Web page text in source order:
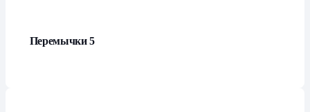
Перемычки5